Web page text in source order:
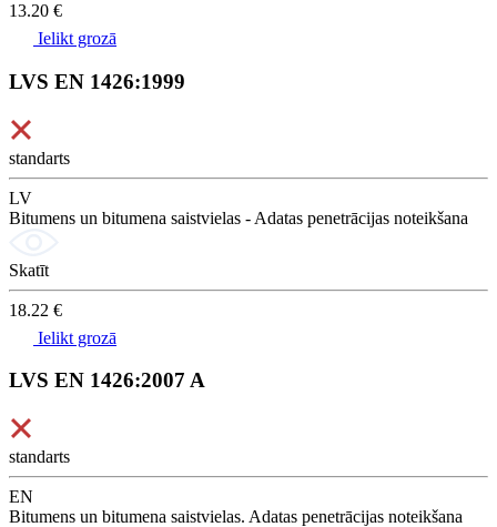
13.20 €
Ielikt grozā
LVS EN 1426:1999
standarts
LV
Bitumens un bitumena saistvielas - Adatas penetrācijas noteikšana
Skatīt
18.22 €
Ielikt grozā
LVS EN 1426:2007 A
standarts
EN
Bitumens un bitumena saistvielas. Adatas penetrācijas noteikšana